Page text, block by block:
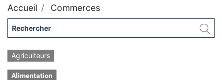
Accueil Commerces
Agriculteurs
Alimentation